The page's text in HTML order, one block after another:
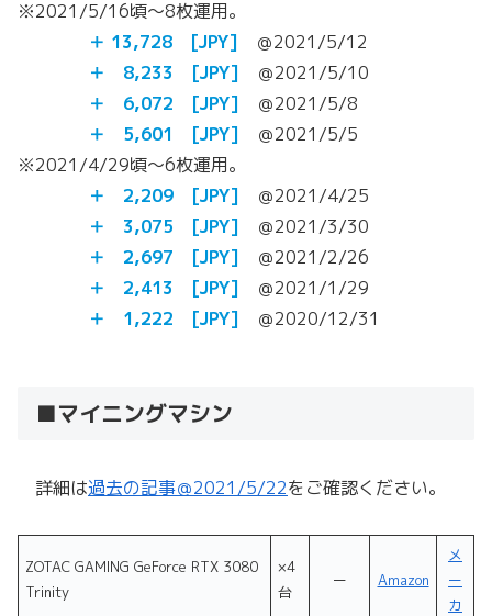
※2021/5/16頃～8枚運用。
＋ 13,728 [JPY] ＠2021/5/12
＋ 8,233 [JPY] ＠2021/5/10
＋ 6,072 [JPY] ＠2021/5/8
＋ 5,601 [JPY] ＠2021/5/5
※2021/4/29頃～6枚運用。
＋ 2,209 [JPY] ＠2021/4/25
＋ 3,075 [JPY] ＠2021/3/30
＋ 2,697 [JPY] ＠2021/2/26
＋ 2,413 [JPY] ＠2021/1/29
＋ 1,222 [JPY] ＠2020/12/31
■マイニングマシン
詳細は過去の記事＠2021/5/22をご確認ください。
ZOTAC GAMING GeForce RTX 3080
Trinity
×4
台
ー Amazon
メ
ー
カ